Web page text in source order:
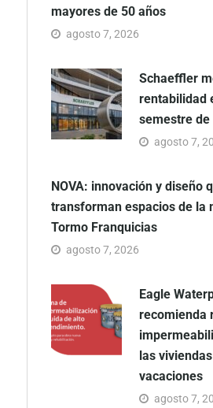
mayores de 50 años
agosto 7, 2026
Schaeffler
rentabilidad
semestre de
agosto 7,
NOVA: innovación y diseño
transforman espacios de la
Tormo Franquicias
agosto 7, 2026
Eagle
recomienda
las
vacaciones
agosto 7,